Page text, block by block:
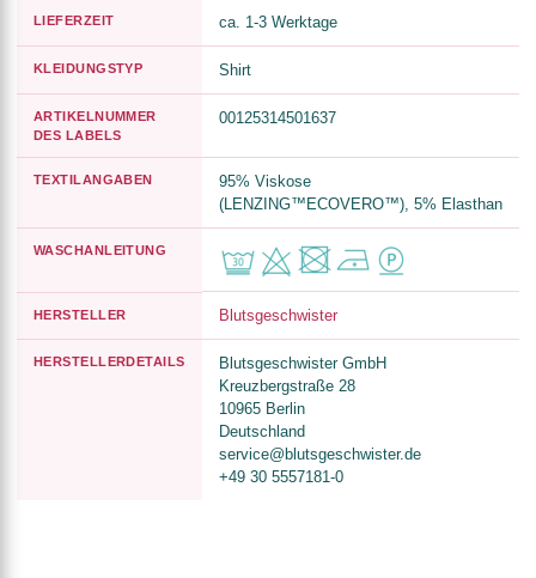
LIEFERZEIT ca. 1-3 Werktage
KLEIDUNGSTYP Shirt
ARTIKELNUMMER
DES LABELS
00125314501637
TEXTILANGABEN
95% Viskose
(LENZING™ECOVERO™), 5% Elasthan
WASCHANLEITUNG
HERSTELLER Blutsgeschwister
HERSTELLERDETAILS
Blutsgeschwister GmbH
Kreuzbergstraße 28
10965 Berlin
Deutschland
service@blutsgeschwister.de
+49 30 5557181-0